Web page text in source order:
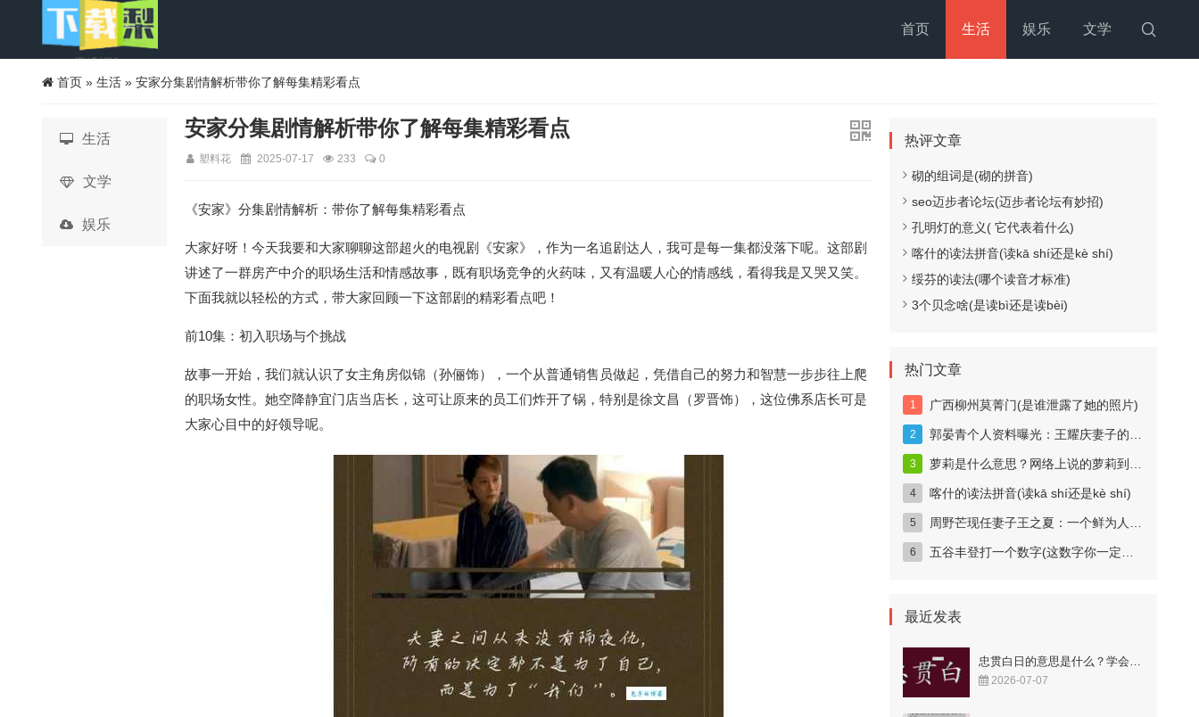

首页 生活 娱乐 文学
首页 » 生活 » 安家分集剧情解析带你了解每集精彩看点
生活
文学
娱乐
安家分集剧情解析带你了解每集精彩看点
塑料花 2025-07-17 233 0
《安家》分集剧情解析：带你了解每集精彩看点
大家好呀！今天我要和大家聊聊这部超火的电视剧《安家》，作为一名追剧达人，我可是每一集都没落下呢。这部剧
讲述了一群房产中介的职场生活和情感故事，既有职场竞争的火药味，又有温暖人心的情感线，看得我是又哭又笑。
下面我就以轻松的方式，带大家回顾一下这部剧的精彩看点吧！
前10集：初入职场与个挑战
故事一开始，我们就认识了女主角房似锦（孙俪饰），一个从普通销售员做起，凭借自己的努力和智慧一步步往上爬
的职场女性。她空降静宜门店当店长，这可让原来的员工们炸开了锅，特别是徐文昌（罗晋饰），这位佛系店长可是
大家心目中的好领导呢。
热评文章
砌的组词是(砌的拼音)
seo迈步者论坛(迈步者论坛有妙招)
孔明灯的意义( 它代表着什么)
喀什的读法拼音(读kā shí还是kè shí)
绥芬的读法(哪个读音才标准)
3个贝念啥(是读bì还是读bèi)
热门文章
广西柳州莫菁门(是谁泄露了她的照片)
郭晏青个人资料曝光：王耀庆妻子的科技女神身份揭秘
萝莉是什么意思？网络上说的萝莉到底指什么？
喀什的读法拼音(读kā shí还是kè shí)
周野芒现任妻子王之夏：一个鲜为人知的妻子
五谷丰登打一个数字(这数字你一定猜得到)
最近发表
忠贯白日的意思是什么？学会这样用更显智慧！
2026-07-07